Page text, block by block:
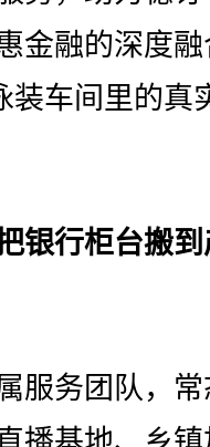
金融的深度
装车间里的真
银行柜台搬
务团队，常